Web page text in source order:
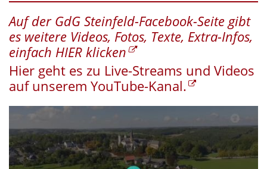
Auf der GdG Steinfeld-Facebook-Seite gibt
es weitere Videos, Fotos, Texte, Extra-Infos,
einfach HIER klicken
Hier geht es zu Live-Streams und Videos
auf unserem YouTube-Kanal.